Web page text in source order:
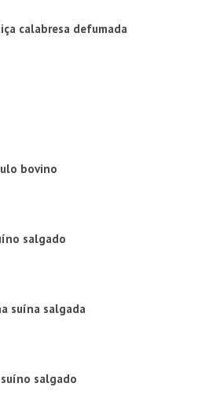
calabresa defumada
bovino
salgado
suína salgada
salgado